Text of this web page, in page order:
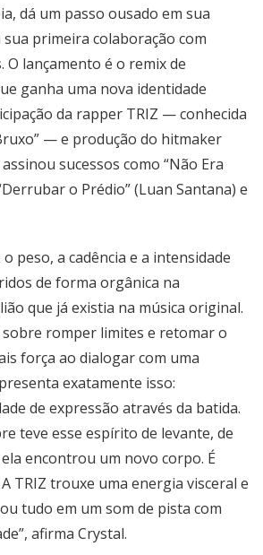
dá um passo ousado em sua
primeira colaboração com
lançamento é o remix de
ganha uma nova identidade
da rapper TRIZ — conhecida
— e produção do hitmaker
sucessos como “Não Era
o Prédio” (Luan Santana) e
peso, a cadência e a intensidade
de forma orgânica na
que já existia na música original.
sobre romper limites e retomar o
força ao dialogar com uma
exatamente isso:
de expressão através da batida.
teve esse espírito de levante, de
encontrou um novo corpo. É
TRIZ trouxe uma energia visceral e
tudo em um som de pista com
afirma Crystal.